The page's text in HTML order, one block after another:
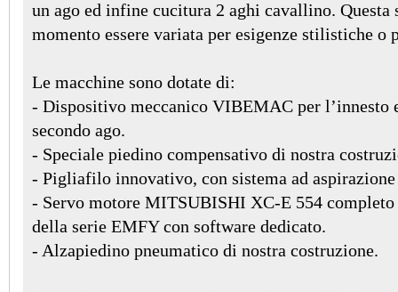
un ago ed infine cucitura 2 aghi cavallino. Questa
momento essere variata per esigenze stilistiche o
Le macchine sono dotate di:
- Dispositivo meccanico VIBEMAC per l’innesto
secondo ago.
- Speciale piedino compensativo di nostra
- Pigliafilo innovativo, con sistema ad
- Servo motore MITSUBISHI XC-E 554
della serie EMFY con software dedicato.
- Alzapiedino pneumatico di nostra costruzione.